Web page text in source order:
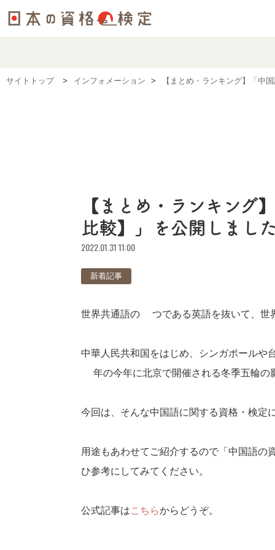
サイトトップ インフォメーション 【まとめ・ランキング】「中
【まとめ・ランキング
比較】」を公開しまし
2022.01.31 11:00
新着記事
世界共通語の1つである英語を抜いて、世
中華人民共和国をはじめ、シンガポール
2年の今年に北京で開催される冬季五輪
今回は、そんな中国語に関する資格・検定
用途もあわせてご紹介するので「中国語の
ひ参考にしてみてください。
公式記事はこちらからどうぞ。